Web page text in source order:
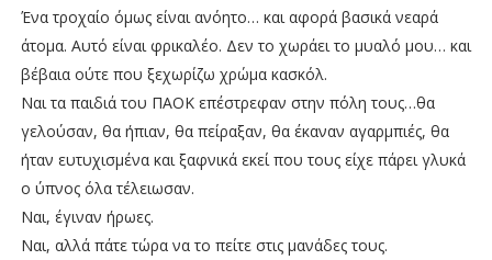
Ένα τροχαίο όμως είναι ανόητο… και αφορά βασικά νεαρά
άτομα. Αυτό είναι φρικαλέο. Δεν το χωράει το μυαλό μου… και
βέβαια ούτε που ξεχωρίζω χρώμα κασκόλ.
Ναι τα παιδιά του ΠΑΟΚ επέστρεφαν στην πόλη τους…θα
γελούσαν, θα ήπιαν, θα πείραξαν, θα έκαναν αγαρμπιές, θα
ήταν ευτυχισμένα και ξαφνικά εκεί που τους είχε πάρει γλυκά
ο ύπνος όλα τέλειωσαν.
Ναι, έγιναν ήρωες.
Ναι, αλλά πάτε τώρα να το πείτε στις μανάδες τους.